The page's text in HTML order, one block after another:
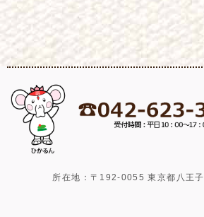
所在地：〒192-0055 東京都八王